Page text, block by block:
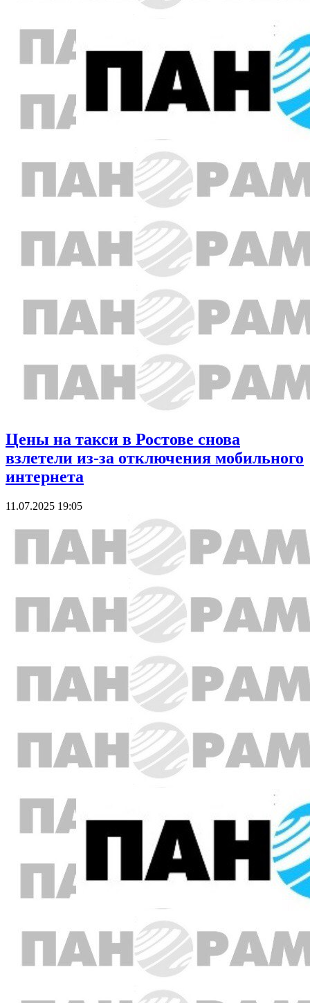
Цены на такси в Ростове снова
взлетели из-за отключения мобильного
интернета
11.07.2025 19:05